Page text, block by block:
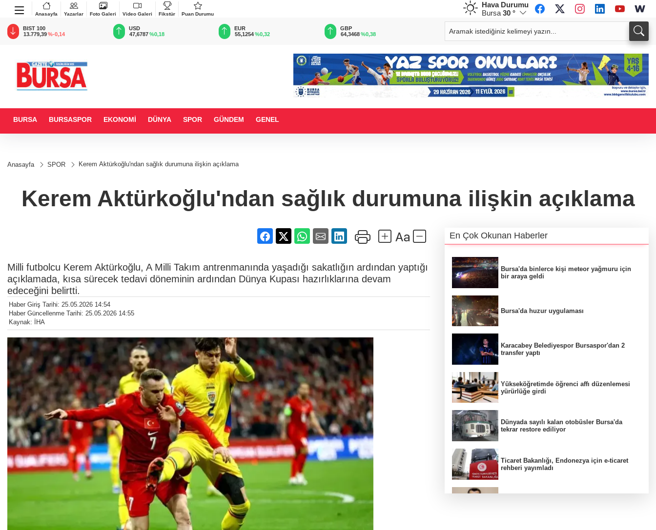
Anasayfa Yazarlar Foto Galeri Video Galeri Fikstür Puan Durumu
Hava Durumu
Bursa 30 °
BIST 100
13.779,39%-0,14
USD
47,6787 %0,18
EUR
55,1254%0,32
GBP
64,3468 %0,38
CHF
59,0083%0,82
34,1883
BURSA BURSASPOR EKONOMİ DÜNYA SPOR GÜNDEM GENEL
Anasayfa SPOR Kerem Aktürkoğlu'ndan sağlık durumuna ilişkin açıklama
Kerem Aktürkoğlu'ndan sağlık durumuna ilişkin açıklama
Milli futbolcu Kerem Aktürkoğlu, A Milli Takım antrenmanında yaşadığı sakatlığın ardından yaptığı
açıklamada, kısa sürecek tedavi döneminin ardından Dünya Kupası hazırlıklarına devam
edeceğini belirtti.
Haber Giriş Tarihi: 25.05.2026 14:54
Haber Güncellenme Tarihi: 25.05.2026 14:55
Kaynak: İHA
En Çok Okunan Haberler
Bursa'da binlerce kişi meteor yağmuru için
bir araya geldi
Bursa'da huzur uygulaması
Karacabey Belediyespor Bursaspor'dan 2
transfer yaptı
Yükseköğretimde öğrenci affı düzenlemesi
yürürlüğe girdi
Dünyada sayılı kalan otobüsler Bursa'da
tekrar restore ediliyor
Ticaret Bakanlığı, Endonezya için e-ticaret
rehberi yayımladı